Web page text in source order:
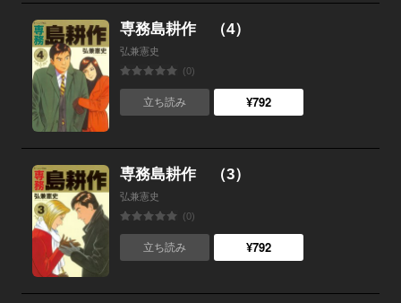
専務島耕作 （4）
弘兼憲史
(0)
立ち読み ¥792
専務島耕作 （3）
弘兼憲史
(0)
立ち読み ¥792